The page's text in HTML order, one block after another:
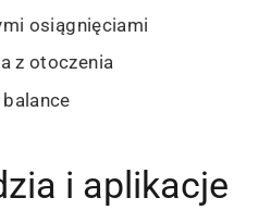
osiągnięciami
z otoczenia
i aplikacje